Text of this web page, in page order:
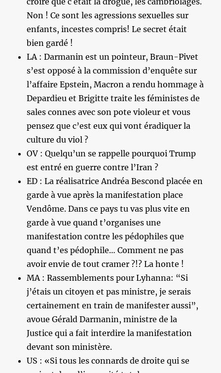
Non ! Ce sont les agressions sexuelles sur
enfants, incestes compris! Le secret était
bien gardé !
LA : Darmanin est un pointeur, Braun-Pivet
s’est opposé à la commission d’enquête sur
l’affaire Epstein, Macron a rendu hommage à
Depardieu et Brigitte traite les féministes de
sales connes avec son pote violeur et vous
pensez que c’est eux qui vont éradiquer la
culture du viol ?
OV : Quelqu’un se rappelle pourquoi Trump
est entré en guerre contre l’Iran ?
ED : La réalisatrice Andréa Bescond placée en
garde à vue après la manifestation place
Vendôme. Dans ce pays tu vas plus vite en
garde à vue quand t’organises une
manifestation contre les pédophiles que
quand t’es pédophile… Comment ne pas
avoir envie de tout cramer ?!? La honte !
MA : Rassemblements pour Lyhanna: “Si
j’étais un citoyen et pas ministre, je serais
certainement en train de manifester aussi”,
avoue Gérald Darmanin, ministre de la
Justice qui a fait interdire la manifestation
devant son ministère.
US : «Si tous les connards de droite qui se